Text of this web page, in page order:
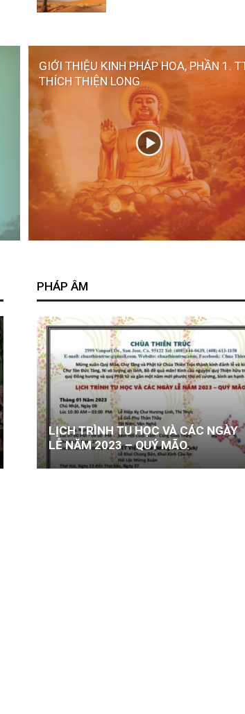
GIỚI THIỆU KINH PHÁP HOA, PHẦN 1.
THÍCH THIỆN LONG
PHÁP ÂM
LỊCH TRÌNH TU HỌC VÀ CÁC NGÀY
LỄ NĂM 2023 – QUÝ MÃO.